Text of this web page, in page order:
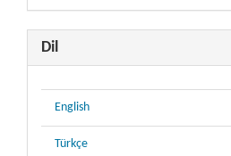
Dil
English
Türkçe